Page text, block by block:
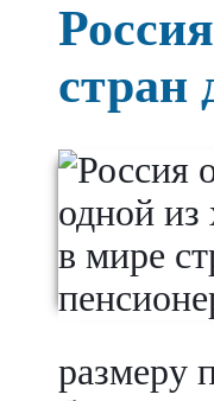
стран
размеру